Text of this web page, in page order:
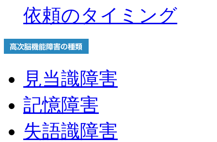
依頼のタイミング
見当識障害
記憶障害
失語識障害